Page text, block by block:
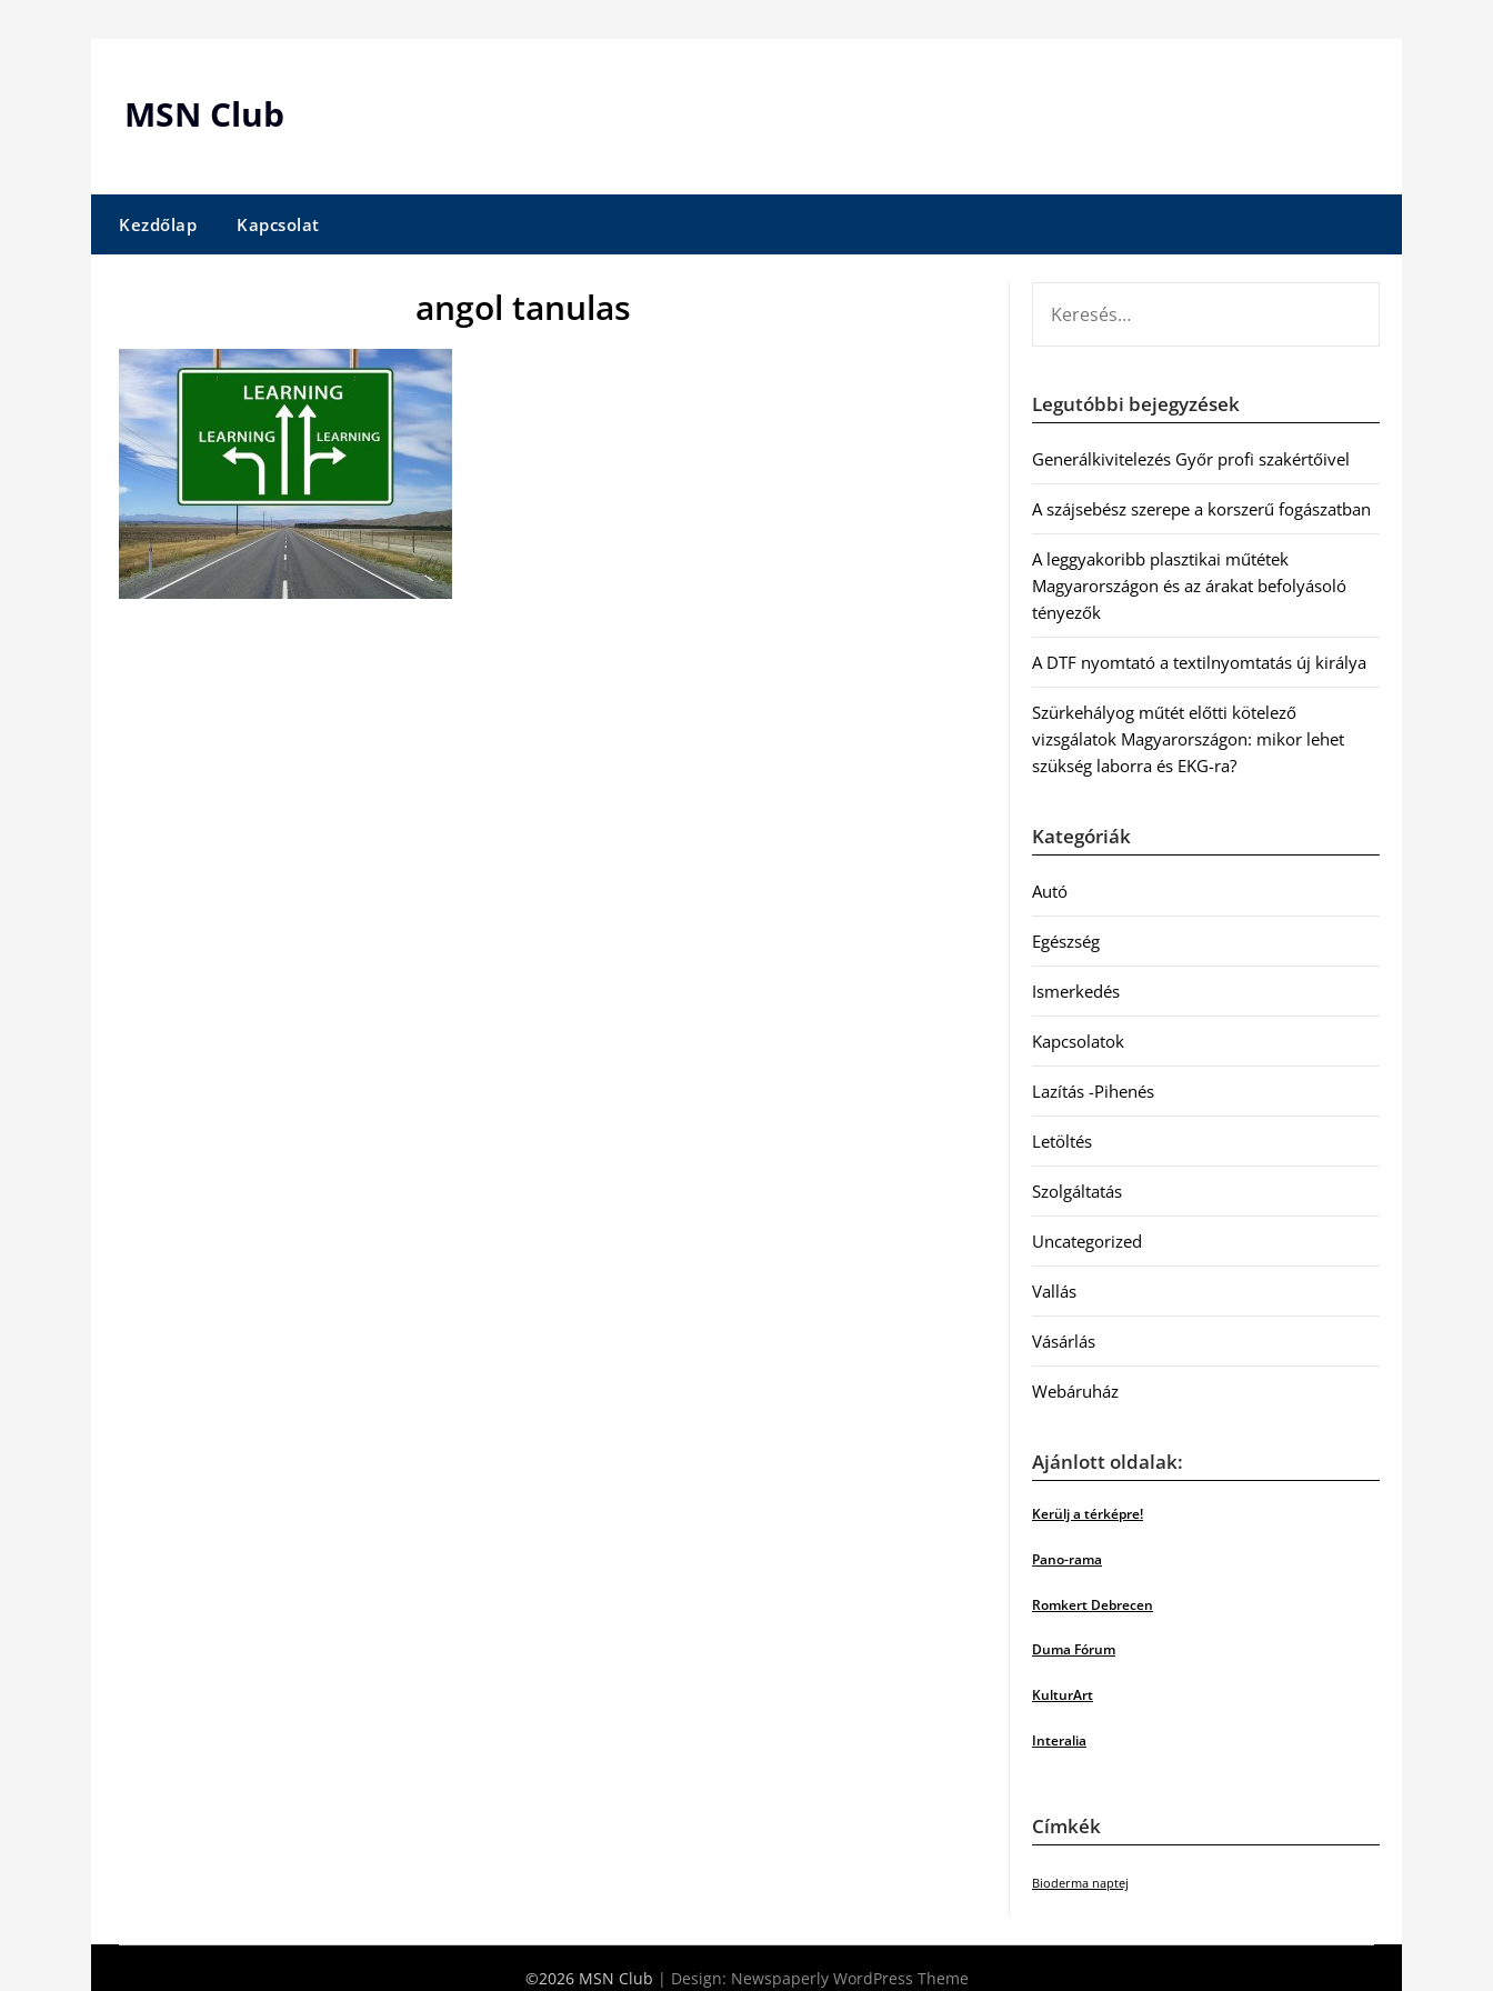
MSN Club
Kezdőlap Kapcsolat
angol tanulas
Legutóbbi bejegyzések
Generálkivitelezés Győr profi szakértőivel
A szájsebész szerepe a korszerű fogászatban
A leggyakoribb plasztikai műtétek
Magyarországon és az árakat befolyásoló
tényezők
A DTF nyomtató a textilnyomtatás új királya
Szürkehályog műtét előtti kötelező
vizsgálatok Magyarországon: mikor lehet
szükség laborra és EKG-ra?
Kategóriák
Autó
Egészség
Ismerkedés
Kapcsolatok
Lazítás -Pihenés
Letöltés
Szolgáltatás
Uncategorized
Vallás
Vásárlás
Webáruház
Ajánlott oldalak:
Kerülj a térképre!
Pano-rama
Romkert Debrecen
Duma Fórum
KulturArt
Interalia
Címkék
Bioderma naptej
©2026 MSN Club | Design: Newspaperly WordPress Theme